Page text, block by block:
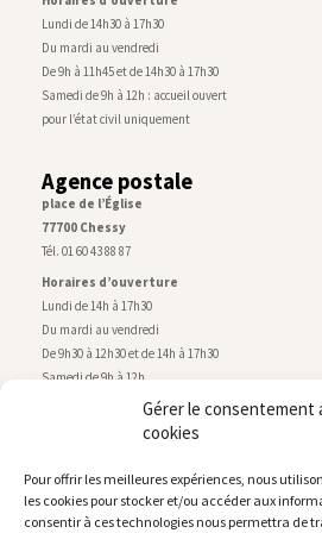
Gérer le consentement
cookies
Pour offrir les meilleures expériences, nous
les cookies pour stocker et/ou accéder aux
consentir à ces technologies nous permettra de
Lundi de 14h30 à 17h30
Du mardi au vendredi
De 9h à 11h45 et de 14h30 à 17h30
Samedi de 9h à 12h : accueil ouvert
pour l’état civil uniquement
Agence postale
place de l’Église
77700 Chessy
Tél. 01 60 43 88 87
Horaires d’ouverture
Lundi de 14h à 17h30
Du mardi au vendredi
De 9h30 à 12h30 et de 14h à 17h30
Samedi de 9h à 12h
Service technique
rue de Montry–77700 Chessy
Tél. 01 60 43 52 63